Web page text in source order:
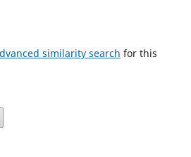
similarity search for this